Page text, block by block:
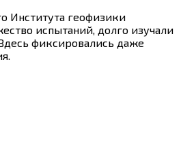
Института геофизики
испытаний, долго изучали
фиксировались даже